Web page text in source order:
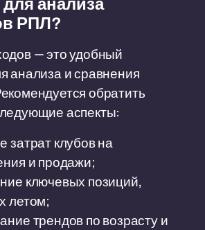
анализа
РПЛ?
— это удобный
анализа и сравнения
обратить
аспекты:
затрат клубов на
и продажи;
ключевых позиций,
летом;
трендов по возрасту и